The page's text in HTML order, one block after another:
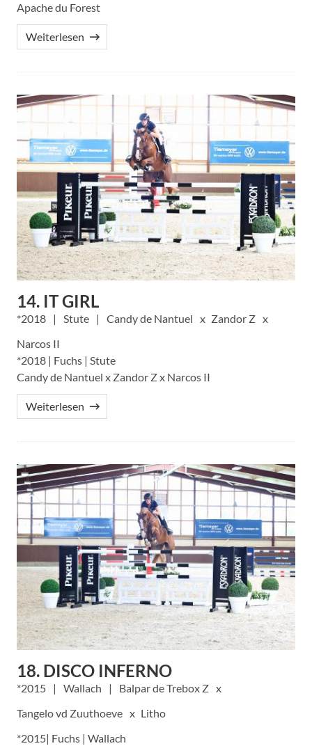
Apache du Forest
Weiterlesen
14. IT GIRL
2018 Stute Candy de Nantuel
Zandor Z
Narcos II
*2018 | Fuchs | Stute
Candy de Nantuel x Zandor Z x Narcos II
Weiterlesen
18. DISCO INFERNO
2015 Wallach
Balpar de Trebox Z
Tangelo vd Zuuthoeve
Litho
*2015| Fuchs | Wallach